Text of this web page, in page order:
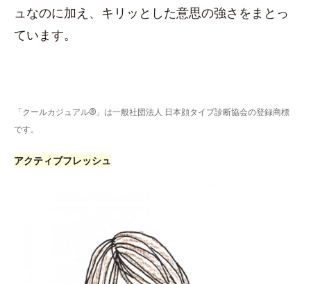
ュなのに加え、キリッとした意思の強さをまとっ
ています。
「クールカジュアル®」は一般社団法人 日本顔タイプ診断協会の登録商標
です。
アクティブフレッシュ